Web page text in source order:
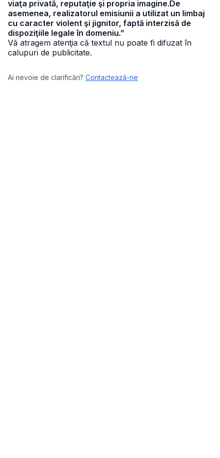
viaţa privată, reputaţie şi propria imagine.De
asemenea, realizatorul emisiunii a utilizat un limbaj
cu caracter violent şi jignitor, faptă interzisă de
dispoziţiile legale în domeniu.”
Vă atragem atenţia că textul nu poate fi difuzat în
calupuri de publicitate.
Ai nevoie de clarificări? Contactează-ne